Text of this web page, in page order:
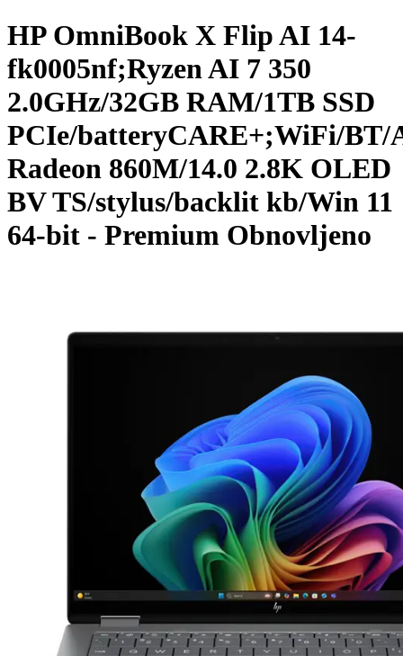
HP OmniBook X Flip AI 14-
fk0005nf;Ryzen AI 7 350
2.0GHz/32GB RAM/1TB SSD
PCIe/batteryCARE+;WiFi/BT/
Radeon 860M/14.0 2.8K OLED
BV TS/stylus/backlit kb/Win 11
64-bit - Premium Obnovljeno